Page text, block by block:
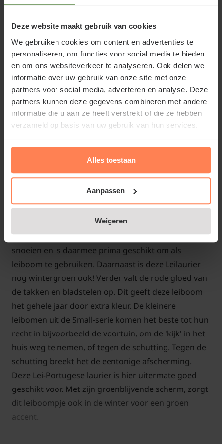
Deze website maakt gebruik van cookies
We gebruiken cookies om content en advertenties te
personaliseren, om functies voor social media te bieden
en om ons websiteverkeer te analyseren. Ook delen we
informatie over uw gebruik van onze site met onze
partners voor social media, adverteren en analyse. Deze
partners kunnen deze gegevens combineren met andere
informatie die u aan ze heeft verstrekt of die ze hebben
verzameld op basis van uw gebruik van hun services.
Alles toestaan
Aanpassen
Weigeren
Maximale tussenruimte 60 cm
Artikelcode 87-4668
Lei-Laurier lusitanica 'Angustifolia' of
Lei-Portugese laurier
variant in de uitgebreide Laurier-familie. Hij groeit
stukken minder hard en ruig dan de alom bekende
grootbladige Laurieren. Vandaar dat we deze soort
gekozen hebben om te gebruiken als leiboom in
onze Small-serie. De Portugese laurier laat zich goed
snoeien en is daarmee prima geschikt om als
leiboom te gebruiken. Daarnaast is deze Leilaurier
nog wintergroen ook! Verder valt de rode gloed van
de takken en bladstelen op. Dit geeft deze leiboom
het gehele jaar door extra kleur. De kleinere
leibomen uit de Small-serie komen het beste tot hun
recht in bijvoorbeeld de voortuin, om de 'kijk' in het
huis weg te nemen, of tegen de schutting. Tegen de
schutting breekt het de eentonige afscherming.
Deze Lei-Portugese laurier is hier uitermate goed
geschikt voor. Met zijn groenblijvende scherm, zorgt
dit leiboompje ook in de winter voor een groen
accent.